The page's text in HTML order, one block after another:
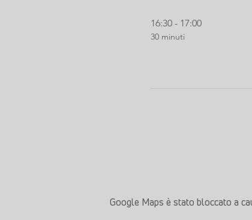
16:30 - 17:00
30 minuti
Google Maps è stato bloccato a